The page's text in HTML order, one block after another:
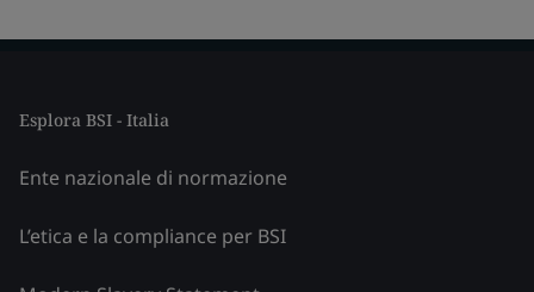
Esplora BSI - Italia
Ente nazionale di normazione
L’etica e la compliance per BSI